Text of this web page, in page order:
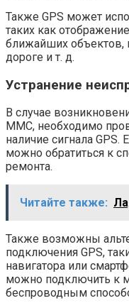
Также GPS может
таких как
ближайших объектов,
дороге и т. д.
Устранение
В случае
ММС, необходимо
наличие сигнала GPS.
можно обратиться к
ремонта.
Читайте также:
Также возможны
подключения GPS,
навигатора или
можно подключить к
беспроводным